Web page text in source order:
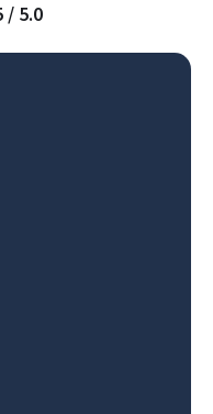
/ 5.0